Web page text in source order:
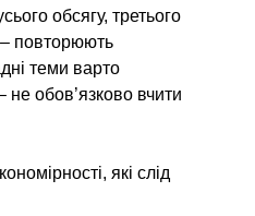
обсягу, третього
повторюють
теми варто
не обов’язково вчити
які слід